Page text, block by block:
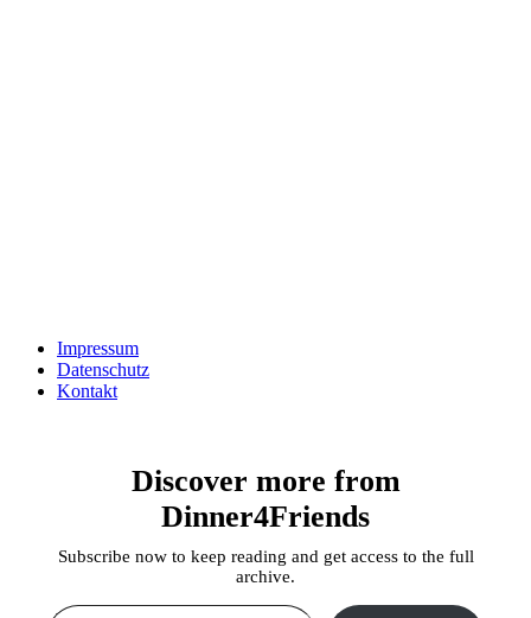
Impressum
Datenschutz
Kontakt
Discover more from
Dinner4Friends
Subscribe now to keep reading and get access to the full
archive.
Type your email…